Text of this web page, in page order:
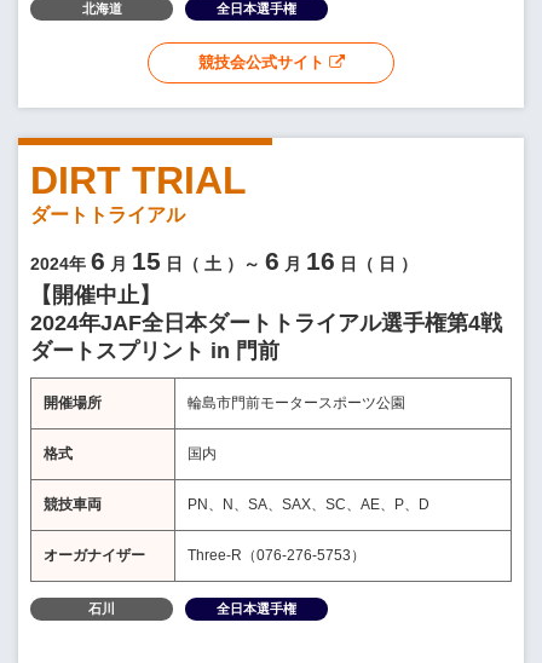
北海道 全日本選手権
競技会公式サイト
DIRT TRIAL
ダートトライアル
2024年 6 月 15 日（ 土 ）～ 6 月 16 日（ 日 ）
【開催中止】
2024年JAF全日本ダートトライアル選手権第4戦
ダートスプリント in 門前
開催場所 輪島市門前モータースポーツ公園
格式 国内
競技車両 PN、N、SA、SAX、SC、AE、P、D
オーガナイザー Three-R（076-276-5753）
石川 全日本選手権